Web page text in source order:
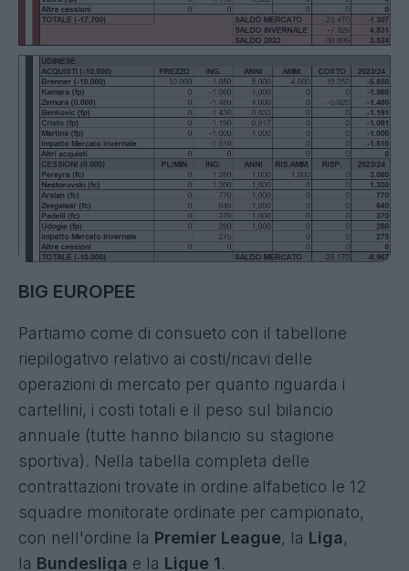
BIG EUROPEE
Partiamo come di consueto con il tabellone
riepilogativo relativo ai costi/ricavi delle
operazioni di mercato per quanto riguarda i
cartellini, i costi totali e il peso sul bilancio
annuale (tutte hanno bilancio su stagione
sportiva). Nella tabella completa delle
contrattazioni trovate in ordine alfabetico le 12
squadre monitorate ordinate per campionato,
con nell'ordine la Premier League, la Liga,
la Bundesliga e la Ligue 1.